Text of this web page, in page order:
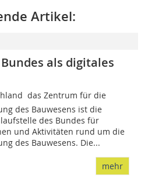
Artikel:
als digitales
 das Zentrum für die
des Bauwesens ist die
des Bundes für
und Aktivitäten rund um die
des Bauwesens. Die...
mehr